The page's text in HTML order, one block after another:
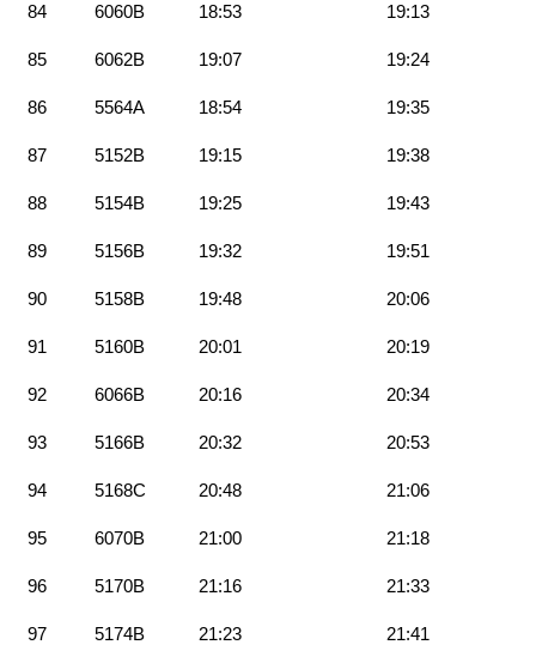
84 6060B 18:53 19:13
85 6062B 19:07 19:24
86 5564A 18:54 19:35
87 5152B 19:15 19:38
88 5154B 19:25 19:43
89 5156B 19:32 19:51
90 5158B 19:48 20:06
91 5160B 20:01 20:19
92 6066B 20:16 20:34
93 5166B 20:32 20:53
94 5168C 20:48 21:06
95 6070B 21:00 21:18
96 5170B 21:16 21:33
97 5174B 21:23 21:41